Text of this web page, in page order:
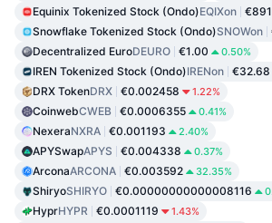
Equinix Tokenized Stock (Ondo)EQIXon
Snowflake Tokenized Stock (Ondo)SNOWon
Decentralized EuroDEURO €1.00 0.50%
IREN Tokenized Stock (Ondo)IRENon €32.68
DRX TokenDRX €0.002458 1.22%
CoinwebCWEB €0.0006355 0.41%
NexeraNXRA €0.001193 2.40%
APYSwapAPYS €0.004338 0.37%
ArconaARCONA €0.003592 32.35%
ShiryoSHIRYO €0.00000000000008116
HyprHYPR €0.0001119 1.43%